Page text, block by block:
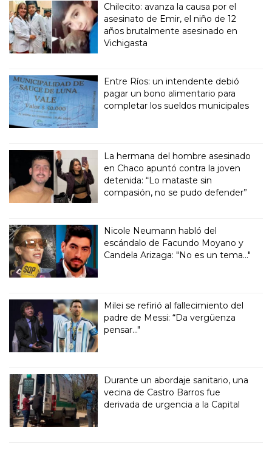
Chilecito: avanza la causa por el
asesinato de Emir, el niño de 12
años brutalmente asesinado en
Vichigasta
Entre Ríos: un intendente debió
pagar un bono alimentario para
completar los sueldos municipales
La hermana del hombre asesinado
en Chaco apuntó contra la joven
detenida: “Lo mataste sin
compasión, no se pudo defender”
Nicole Neumann habló del
escándalo de Facundo Moyano y
Candela Arizaga: "No es un tema..."
Milei se refirió al fallecimiento del
padre de Messi: “Da vergüenza
pensar..."
Durante un abordaje sanitario, una
vecina de Castro Barros fue
derivada de urgencia a la Capital